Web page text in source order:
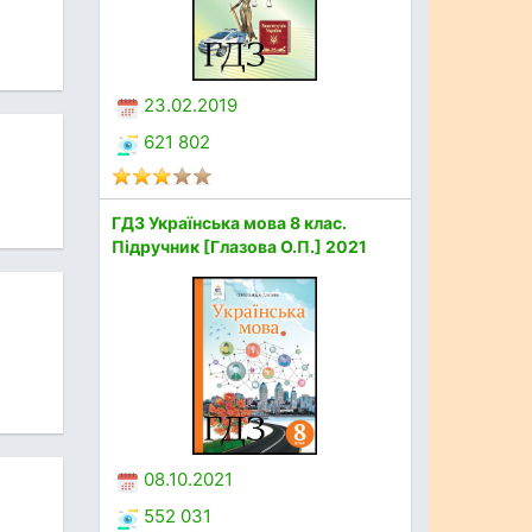
23.02.2019
621 802
ГДЗ Українська мова 8 клас.
Підручник [Глазова О.П.] 2021
08.10.2021
552 031